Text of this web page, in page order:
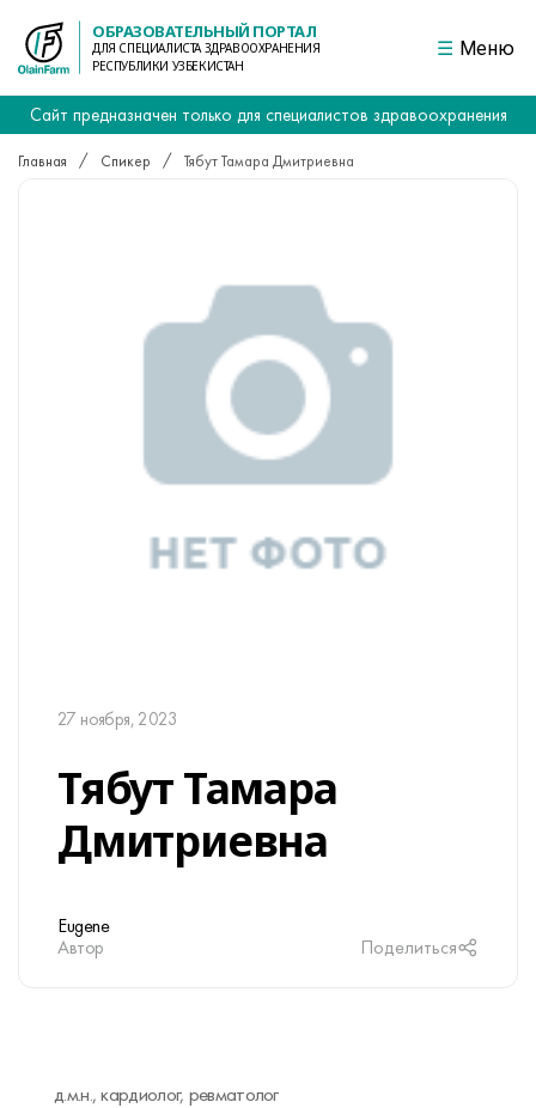
ОБРАЗОВАТЕЛЬНЫЙ ПОРТАЛ
ДЛЯ СПЕЦИАЛИСТА ЗДРАВООХРАНЕНИЯ
РЕСПУБЛИКИ УЗБЕКИСТАН
Меню
Сайт предназначен только для специалистов здравоохранения
Главная Спикер Тябут Тамара Дмитриевна
27 ноября, 2023
Тябут Тамара
Дмитриевна
Eugene
Автор
Поделиться
д.м.н., кардиолог, ревматолог